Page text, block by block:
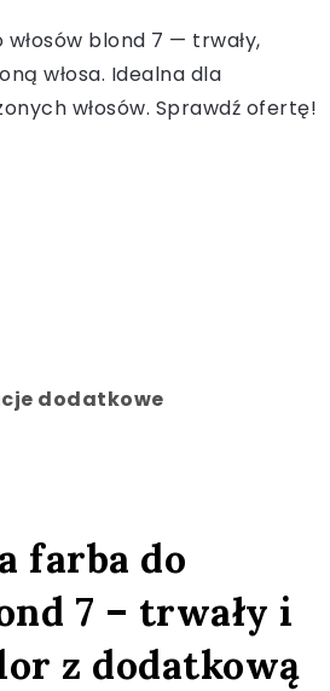
blond 7 — trwały,
włosa. Idealna dla
włosów. Sprawdź ofertę!
dodatkowe
farba do
7 – trwały i
z dodatkową